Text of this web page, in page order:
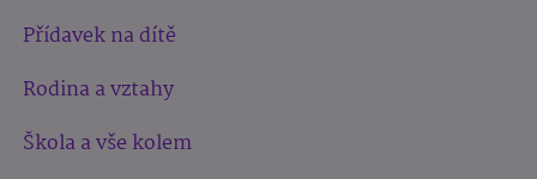
Přídavek na dítě
Rodina a vztahy
Škola a vše kolem